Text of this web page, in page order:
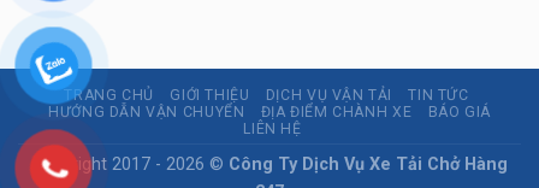
TRANG CHỦ GIỚI THIỆU DỊCH VỤ VẬN TẢI
TIN TỨC
HƯỚNG DẪN VẬN CHUYỂN
ĐỊA ĐIỂM CHÀNH XE
BÁO GIÁ
LIÊN HỆ
Copyright 2017 - 2026 © Công Ty Dịch Vụ Xe Tải Chở Hàng